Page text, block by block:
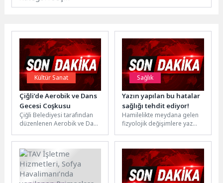
Kültür Sanat
Çiğli’de Aerobik ve Dans
Gecesi Coşkusu
Çiğli Belediyesi tarafından
düzenlenen Aerobik ve Dans
Salonu’nda yüzlerce
vatandaşı bir...
Sağlık
Yazın yapılan bu hatalar
sağlığı tehdit ediyor!
Hamilelikte meydana gelen
fizyolojik değişimlere yaz
da eklendiğinde, bu dönem
anne adayları...